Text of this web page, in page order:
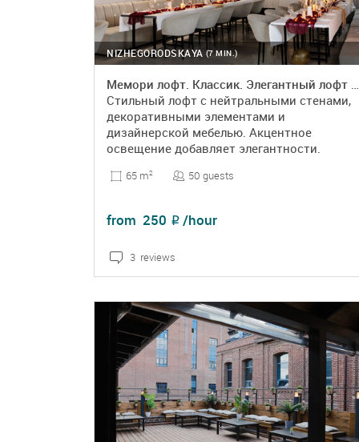
Press conference
Rehearsal
Romantic date
School leaving party
Seminar
Team building
Theatrical performance
Video shoot
Webinar
Wedding
Wedding party
(7 MIN.)
NIZHEGORODSKAYA
Мемори лофт. Классик. Элегантный лофт в классическом стиле
Стильный лофт с нейтральными стенами,
декоративными элементами и
дизайнерской мебелью. Акцентное
освещение добавляет элегантности.
65 m2 50 guests
from 250 ₽ /hour
3 reviews